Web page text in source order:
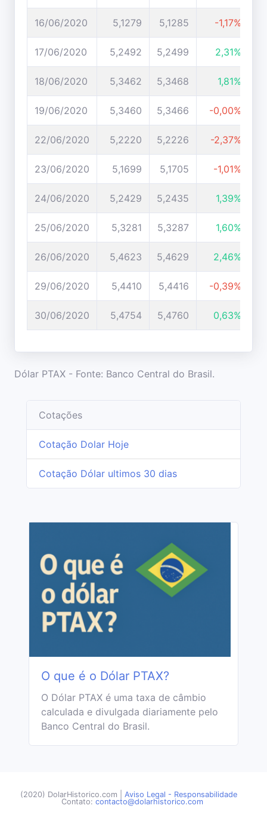
16/06/2020 5,1279 5,1285 -1,17%
17/06/2020 5,2492 5,2499 2,31%
18/06/2020 5,3462 5,3468 1,81%
19/06/2020 5,3460 5,3466 -0,00%
22/06/2020 5,2220 5,2226 -2,37%
23/06/2020 5,1699 5,1705 -1,01%
24/06/2020 5,2429 5,2435 1,39%
25/06/2020 5,3281 5,3287 1,60%
26/06/2020 5,4623 5,4629 2,46%
29/06/2020 5,4410 5,4416 -0,39%
30/06/2020 5,4754 5,4760 0,63%
Dólar PTAX - Fonte: Banco Central do Brasil.
Cotações
Cotação Dolar Hoje
Cotação Dólar ultimos 30 dias
O que é o Dólar PTAX?
O Dólar PTAX é uma taxa de câmbio
calculada e divulgada diariamente pelo
Banco Central do Brasil.
(2020) DolarHistorico.com
Aviso Legal - Responsabilidade
Contato: contacto@dolarhistorico.com